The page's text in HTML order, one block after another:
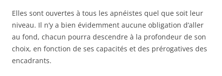
Elles sont ouvertes à tous les apnéistes quel que soit leur
niveau. Il n’y a bien évidemment aucune obligation d’aller
au fond, chacun pourra descendre à la profondeur de son
choix, en fonction de ses capacités et des prérogatives des
encadrants.